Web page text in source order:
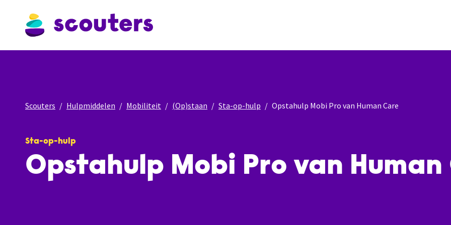
Scouters Hulpmiddelen Mobiliteit (Op)staan Sta-op-hulp Opstahulp Mobi Pro van Human Care
Sta-op-hulp
Opstahulp Mobi Pro van